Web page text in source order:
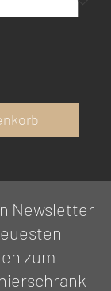
Newsletter
zum